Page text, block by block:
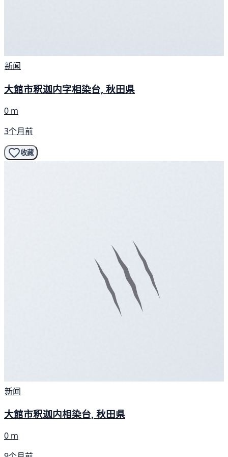
新闻
大館市釈迦内字相染台, 秋田県
0 m
3个月前
收藏
新闻
大館市釈迦内相染台, 秋田県
0 m